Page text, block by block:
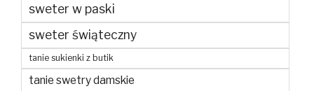
sweter w paski
sweter świąteczny
tanie sukienki z butik
tanie swetry damskie